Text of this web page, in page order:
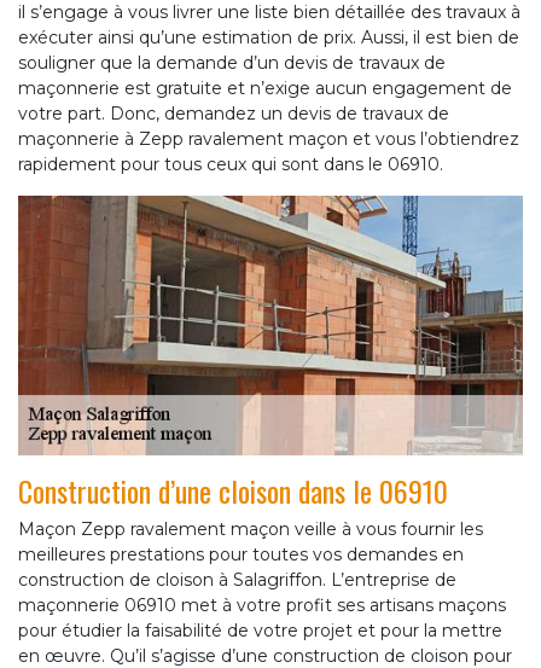
il s’engage à vous livrer une liste bien détaillée des travaux à
exécuter ainsi qu’une estimation de prix. Aussi, il est bien de
souligner que la demande d’un devis de travaux de
maçonnerie est gratuite et n’exige aucun engagement de
votre part. Donc, demandez un devis de travaux de
maçonnerie à Zepp ravalement maçon et vous l’obtiendrez
rapidement pour tous ceux qui sont dans le 06910.
Construction d’une cloison dans le 06910
Maçon Zepp ravalement maçon veille à vous fournir les
meilleures prestations pour toutes vos demandes en
construction de cloison à Salagriffon. L’entreprise de
maçonnerie 06910 met à votre profit ses artisans maçons
pour étudier la faisabilité de votre projet et pour la mettre
en œuvre. Qu’il s’agisse d’une construction de cloison pour